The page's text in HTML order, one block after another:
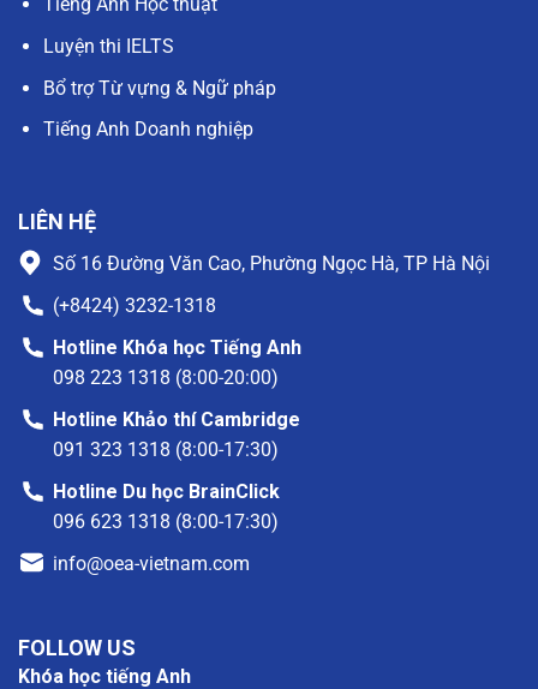
Tiếng Anh Học thuật
Luyện thi IELTS
Bổ trợ Từ vựng & Ngữ pháp
Tiếng Anh Doanh nghiệp
LIÊN HỆ
Số 16 Đường Văn Cao, Phường Ngọc Hà, TP Hà Nội
(+8424) 3232-1318
Hotline Khóa học Tiếng Anh
098 223 1318 (8:00-20:00)
Hotline Khảo thí Cambridge
091 323 1318 (8:00-17:30)
Hotline Du học BrainClick
096 623 1318 (8:00-17:30)
info@oea-vietnam.com
FOLLOW US
Khóa học tiếng Anh